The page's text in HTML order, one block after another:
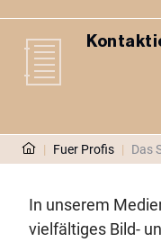
| Fuer Profis | Das
In unserem
vielfältiges Bild-